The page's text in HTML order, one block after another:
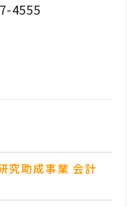
4555
究助成事業 会計